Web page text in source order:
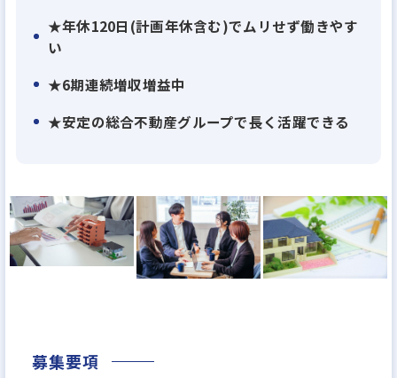
★年休120日(計画年休含む)でムリせず働きやす
い
★6期連続増収増益中
★安定の総合不動産グループで長く活躍できる
募集要項